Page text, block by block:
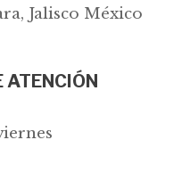
Jalisco México
ATENCIÓN